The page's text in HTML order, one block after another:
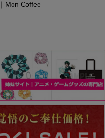
Mon Coffee